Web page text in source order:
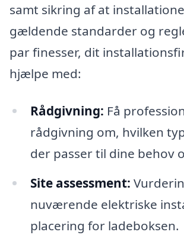
samt sikring af at
gældende standarder og
par finesser, dit
hjælpe med:
Rådgivning: Få
rådgivning om, hvilken
der passer til dine behov
Site assessment:
nuværende elektriske
placering for ladeboksen.